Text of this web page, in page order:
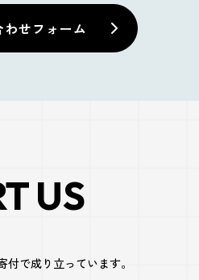
わせフォーム
US
で成り立っています。